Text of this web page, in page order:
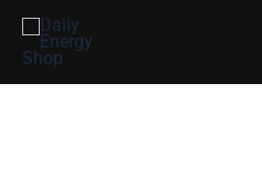
content